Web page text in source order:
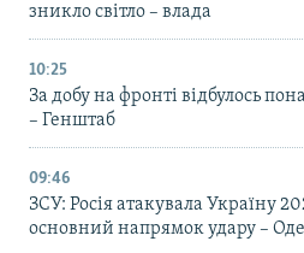
зникло світло – влада
10:25
За добу на фронті відбулось
– Генштаб
09:46
ЗСУ: Росія атакувала Україну
основний напрямок удару –